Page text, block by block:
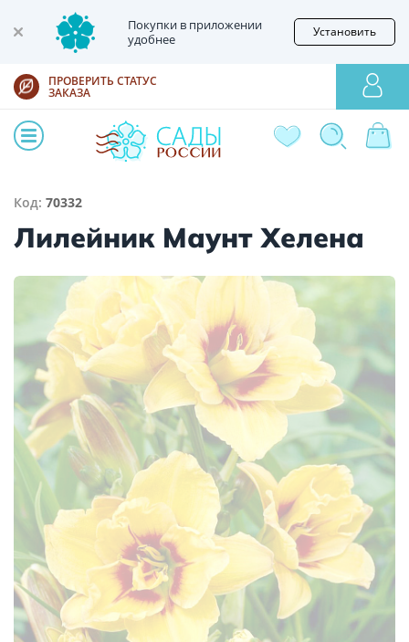
Покупки в приложении
удобнее
Установить
ПРОВЕРИТЬ СТАТУС
ЗАКАЗА
Код: 70332
Лилейник Маунт Хелена